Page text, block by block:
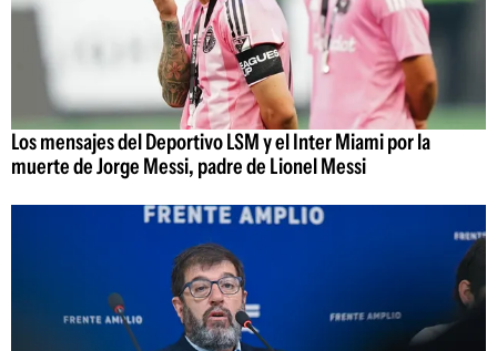
Los mensajes del Deportivo LSM y el Inter Miami por la
muerte de Jorge Messi, padre de Lionel Messi